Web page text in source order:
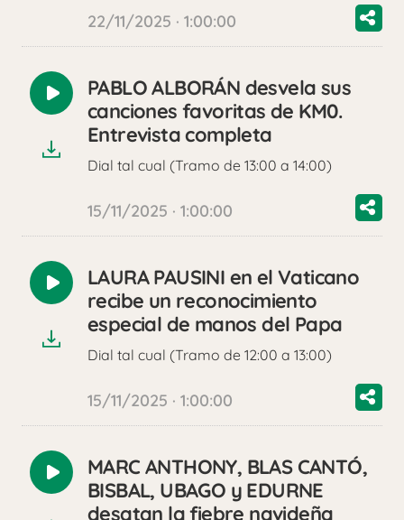
22/11/2025 · 1:00:00
Reproducir
audio
PABLO ALBORÁN desvela sus
canciones favoritas de KM0.
Entrevista completa
Dial tal cual (Tramo de 13:00 a 14:00)
15/11/2025 · 1:00:00
Reproducir
audio
LAURA PAUSINI en el Vaticano
recibe un reconocimiento
especial de manos del Papa
Dial tal cual (Tramo de 12:00 a 13:00)
15/11/2025 · 1:00:00
Reproducir
audio
MARC ANTHONY, BLAS CANTÓ,
BISBAL, UBAGO y EDURNE
desatan la fiebre navideña